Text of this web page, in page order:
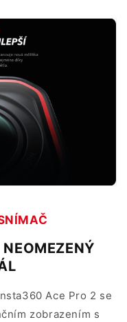
Ace Pro 2 se
zobrazením s